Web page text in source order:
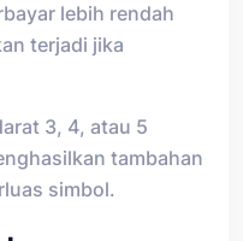
lebih rendah
terjadi jika
3, 4, atau 5
tambahan
simbol.